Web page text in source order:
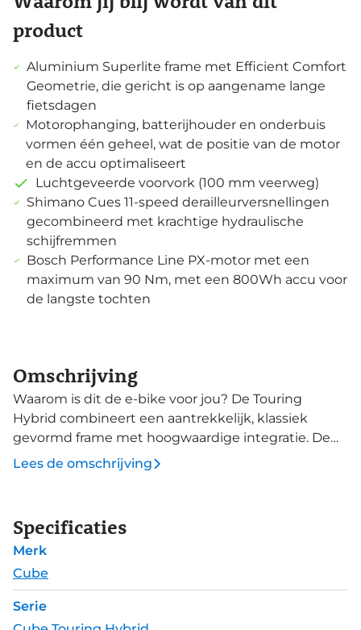
product
Aluminium Superlite frame met Efficient Comfort
Geometrie, die gericht is op aangename lange
fietsdagen
Motorophanging, batterijhouder en onderbuis
vormen één geheel, wat de positie van de motor
en de accu optimaliseert
Luchtgeveerde voorvork (100 mm veerweg)
Shimano Cues 11-speed derailleurversnellingen
gecombineerd met krachtige hydraulische
schijfremmen
Bosch Performance Line PX-motor met een
maximum van 90 Nm, met een 800Wh accu voor
de langste tochten
Omschrijving
Waarom is dit de e-bike voor jou? De Touring
Hybrid combineert een aantrekkelijk, klassiek
gevormd frame met hoogwaardige integratie. De
krachtige Bosch-motor en de PowerTube-accu
met 100 mm veerweg de oneffenheden uit het
wegdek en is de fiets compleet uitgerust met
spatborden, verlichting en een standaard. Deze
Touring Hybrid Pro 800 is de uitstekende
combinatie van gemak en kracht. Deze uitvoering
Lees de omschrijving
Specificaties
Merk
Cube
Serie